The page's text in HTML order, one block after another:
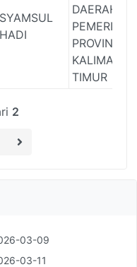
SYAMSUL
HADI
DAERAH
PROVINSI
TIMUR
2
03-09
03-11